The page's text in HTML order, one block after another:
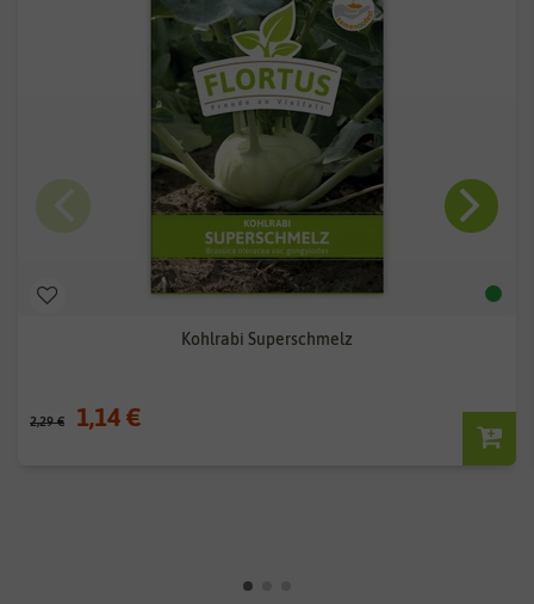
Kohlrabi Superschmelz
2,29 € 1,14 €